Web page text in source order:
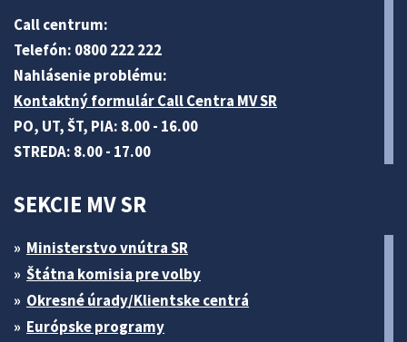
Call centrum:
Telefón: 0800 222 222
Nahlásenie problému:
Kontaktný formulár Call Centra MV SR
PO, UT, ŠT, PIA: 8.00 - 16.00
STREDA: 8.00 - 17.00
SEKCIE MV SR
Ministerstvo vnútra SR
Štátna komisia pre volby
Okresné úrady/Klientske centrá
Európske programy